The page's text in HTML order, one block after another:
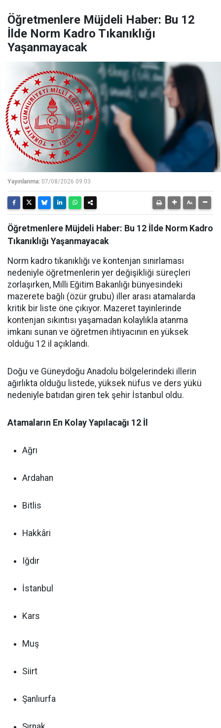
Öğretmenlere Müjdeli Haber: Bu 12
İlde Norm Kadro Tıkanıklığı
Yaşanmayacak
Yayınlanma: 07/08/2026 09:03
Öğretmenlere Müjdeli Haber: Bu 12 İlde Norm Kadro
Tıkanıklığı Yaşanmayacak
Norm kadro tıkanıklığı ve kontenjan sınırlaması
nedeniyle öğretmenlerin yer değişikliği süreçleri
zorlaşırken, Milli Eğitim Bakanlığı bünyesindeki
mazerete bağlı (özür grubu) iller arası atamalarda
kritik bir liste öne çıkıyor. Mazeret tayinlerinde
kontenjan sıkıntısı yaşamadan kolaylıkla atanma
imkanı sunan ve öğretmen ihtiyacının en yüksek
olduğu 12 il açıklandı.
Doğu ve Güneydoğu Anadolu bölgelerindeki illerin
ağırlıkta olduğu listede, yüksek nüfus ve ders yükü
nedeniyle batıdan giren tek şehir İstanbul oldu.
Atamaların En Kolay Yapılacağı 12 İl
Ağrı
Ardahan
Bitlis
Hakkâri
Iğdır
İstanbul
Kars
Muş
Siirt
Şanlıurfa